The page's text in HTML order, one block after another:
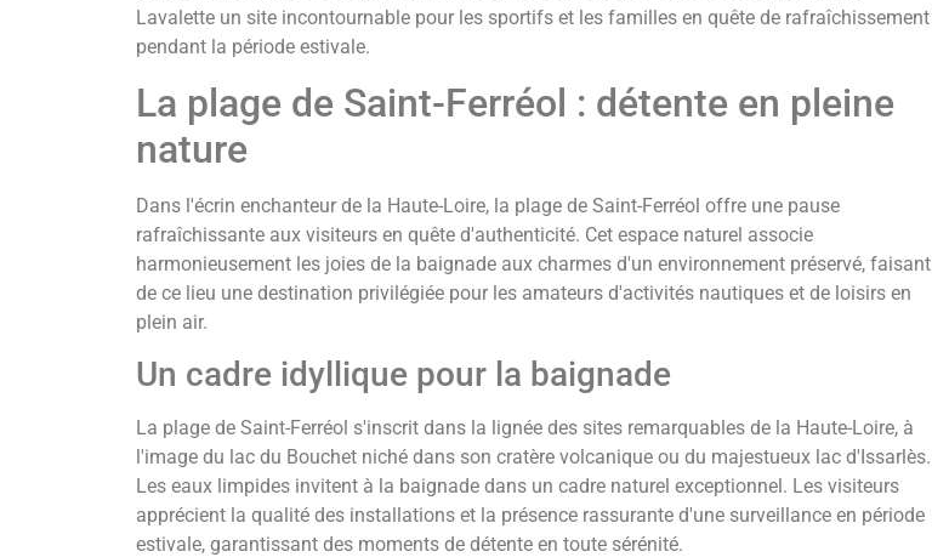
Lavalette un site incontournable pour les sportifs et les familles en quête de rafraîchissement
pendant la période estivale.
La plage de Saint-Ferréol : détente en pleine
nature
Dans l'écrin enchanteur de la Haute-Loire, la plage de Saint-Ferréol offre une pause
rafraîchissante aux visiteurs en quête d'authenticité. Cet espace naturel associe
harmonieusement les joies de la baignade aux charmes d'un environnement préservé, faisant
de ce lieu une destination privilégiée pour les amateurs d'activités nautiques et de loisirs en
plein air.
Un cadre idyllique pour la baignade
La plage de Saint-Ferréol s'inscrit dans la lignée des sites remarquables de la Haute-Loire, à
l'image du lac du Bouchet niché dans son cratère volcanique ou du majestueux lac d'Issarlès.
Les eaux limpides invitent à la baignade dans un cadre naturel exceptionnel. Les visiteurs
apprécient la qualité des installations et la présence rassurante d'une surveillance en période
estivale, garantissant des moments de détente en toute sérénité.